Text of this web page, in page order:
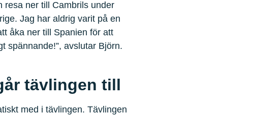
resa ner till Cambrils under
Jag har aldrig varit på en
åka ner till Spanien för att
spännande!”, avslutar Björn.
tävlingen till
med i tävlingen. Tävlingen